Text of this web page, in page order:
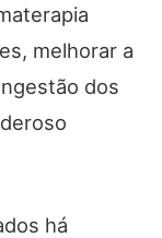
melhorar a
dos
​​há